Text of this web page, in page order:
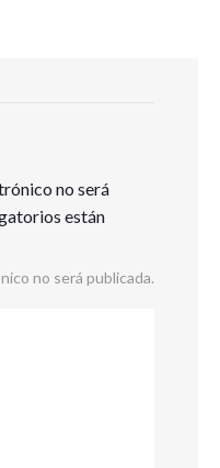
no será
están
no será publicada.